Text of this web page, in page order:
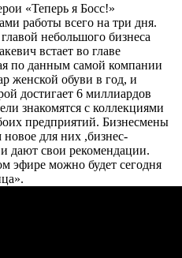
«Теперь я Босс!»
работы всего на три дня.
небольшого бизнеса
встает во главе
по данным самой компании
женской обуви в год, и
достигает 6 миллиардов
знакомятся с коллекциями
предприятий. Бизнесмены
для них ,бизнес-
дают свои рекомендации.
эфире можно будет сегодня